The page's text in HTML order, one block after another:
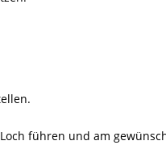
führen und am